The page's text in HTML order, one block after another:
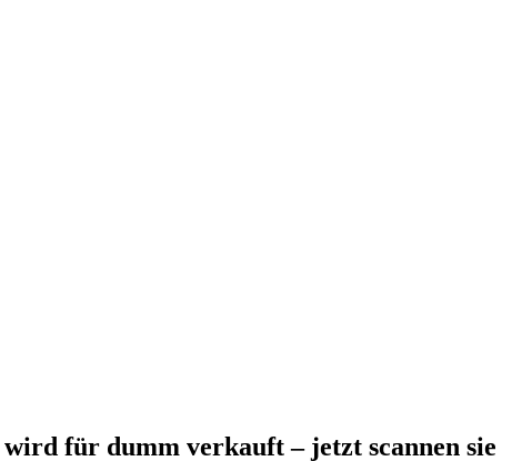
für dumm verkauft – jetzt scannen sie